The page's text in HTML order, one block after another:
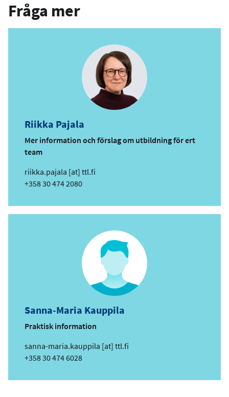
Fråga mer
Riikka Pajala
Mer information och förslag om utbildning för ert
team
e
-
o
riikka.pajala [at] ttl.fi
Telefon
+358 30 474 2080
Sanna-Maria Kauppila
Praktisk information
e
-
o
sanna-maria.kauppila [at] ttl.fi
Telefon
+358 30 474 6028